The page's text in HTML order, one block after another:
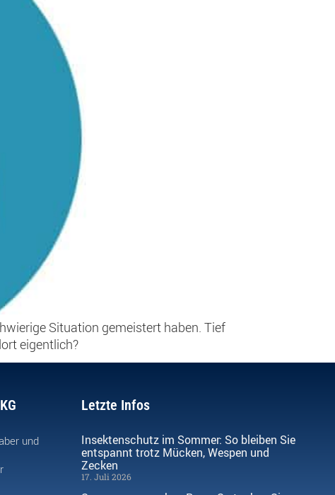
Situation gemeistert haben. Tief
eigentlich?
und
Letzte Infos
Insektenschutz im Sommer: So bleiben Sie
entspannt trotz Mücken, Wespen und
Zecken
17. Juli 2026